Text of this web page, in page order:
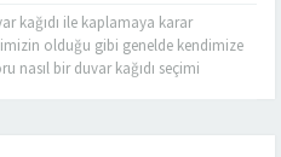
kağıdı ile kaplamaya karar
olduğu gibi genelde kendimize
nasıl bir duvar kağıdı seçimi
ve ödediğimiz maliyetler boşa